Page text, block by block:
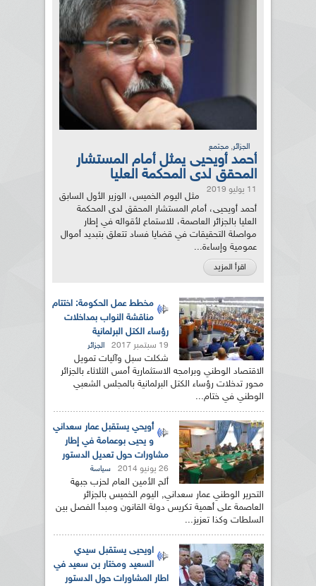
الجزائر, مجتمع
أحمد أويحيى يمثل أمام المستشار
المحقق لدى المحكمة العليا
11 يوليو 2019
مثل اليوم الخميس، الوزير الأول السابق
أحمد أويحيى، أمام المستشار المحقق لدى المحكمة
العليا بالجزائر العاصمة، للاستماع لأقواله في إطار
مواصلة التحقيقات في قضايا فساد تتعلق بتبديد أموال
عمومية وإساءة...
اقرأ المزيد
مخطط عمل الحكومة: اختتام
مناقشة النواب بمداخلات
رؤساء الكتل البرلمانية
19 سبتمبر 2017 الجزائر
شكلت سبل وآليات تمويل
الاقتصاد الوطني وبرامجه الاستثمارية أمس الثلاثاء بالجزائر
محور تدخلات رؤساء الكتل البرلمانية بالمجلس الشعبي
الوطني في ختام...
أويحي يستقبل عمار سعداني
و يحيى بوعمامة في إطار
مشاورات حول تعديل الدستور
26 يونيو 2014 سياسة
ألح الأمين العام لحزب جبهة
التحرير الوطني عمار سعداني, اليوم الخميس بالجزائر
العاصمة على أهمية تكريس دولة القانون ومبدأ الفصل بين
السلطات وكذا تعزيز...
اويحيى يستقبل سيدي
السعيد ومختار بن سعيد في
اطار المشاورات حول الدستور